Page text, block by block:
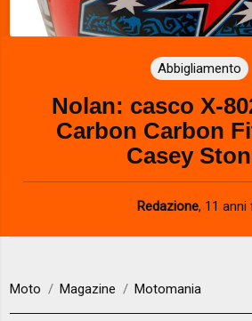
Abbigliamento
Nolan: casco X-
Carbon Carbon
Casey
Redazione, 11 anni
Moto Magazine Motomania